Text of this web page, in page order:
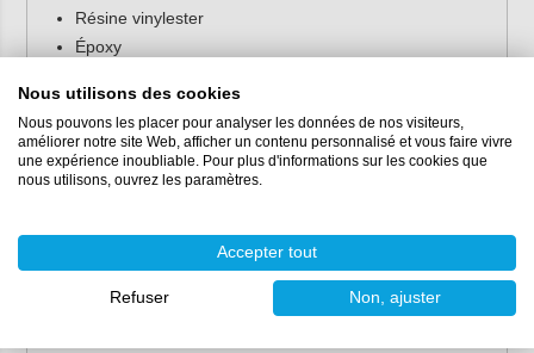
Résine vinylester
Époxy
Aluminium
Acier inoxydable
Caractéristiques du Plexus
Rapport de mélange :
Nous utilisons des cookies
Nous pouvons les placer pour analyser les données de nos visiteurs,
améliorer notre site Web, afficher un contenu personnalisé et vous faire vivre
une expérience inoubliable. Pour plus d'informations sur les cookies que
nous utilisons, ouvrez les paramètres.
Accepter tout
Refuser Non, ajuster